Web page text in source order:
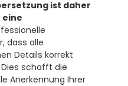
ist daher
eine
dass alle
Details korrekt
schafft die
Anerkennung Ihrer